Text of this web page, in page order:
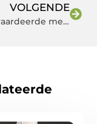
VOLGENDE
Een gewaardeerde medewerker